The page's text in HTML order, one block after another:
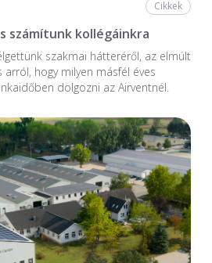
Cikkek
számítunk kollégáinkra
szakmai hátteréről, az elmúlt
hogy milyen másfél éves
dolgozni az Airventnél.